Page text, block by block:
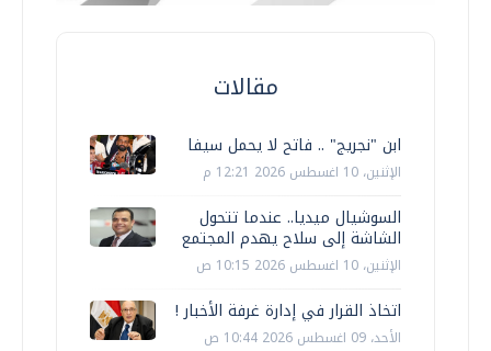
مقالات
ابن "نجريج" .. فاتح لا يحمل سيفا
الإثنين، 10 اغسطس 2026 12:21 م
السوشيال ميديا.. عندما تتحول
الشاشة إلى سلاح يهدم المجتمع
الإثنين، 10 اغسطس 2026 10:15 ص
اتخاذ القرار في إدارة غرفة الأخبار !
الأحد، 09 اغسطس 2026 10:44 ص